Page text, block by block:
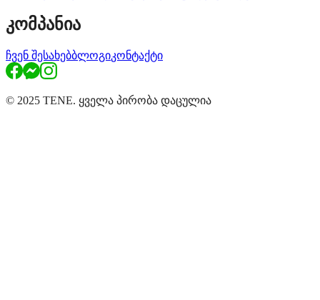
კომპანია
ჩვენ შესახებბლოგიკონტაქტი
© 2025 TENE. ყველა პირობა დაცულია